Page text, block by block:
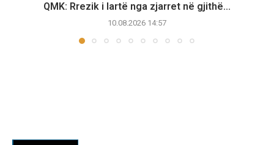
QMK: Rrezik i lartë nga zjarret në gjithë...
10.08.2026 14:57